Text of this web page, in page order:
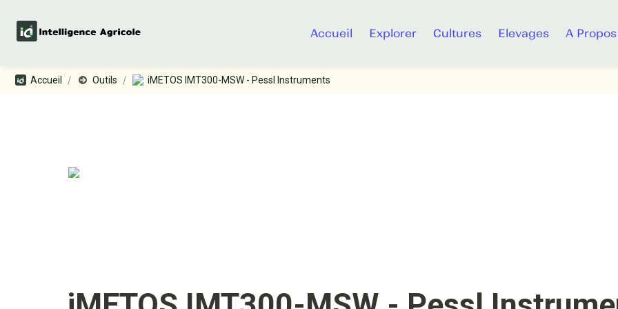
Accueil Explorer Cultures Elevages A Propos
Accueil / Outils / iMETOS IMT300-MSW - Pessl Instruments